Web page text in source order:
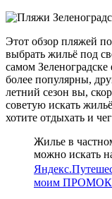
Этот обзор пляжей
выбрать жильё под
самом
более популярны,
летний сезон вы,
советую искать
хотите отдыхать и
Жилье в
можно искать
моим